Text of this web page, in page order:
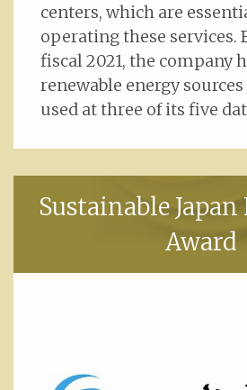
centers, which are
operating these services.
fiscal 2021, the company
renewable energy
used at three of its five
Sustainable
Award